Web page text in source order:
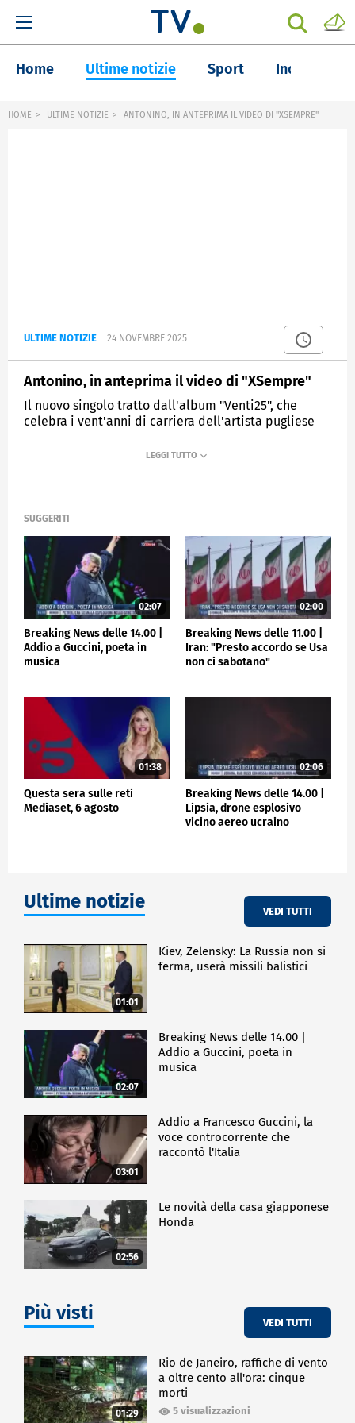
Home Ultime notizie Sport Inchieste
HOME ULTIME NOTIZIE ANTONINO, IN ANTEPRIMA IL VIDEO DI "XSEMPRE"
ULTIME NOTIZIE 24 NOVEMBRE 2025
Antonino, in anteprima il video di "XSempre"
Il nuovo singolo tratto dall'album "Venti25", che
celebra i vent'anni di carriera dell'artista pugliese
TGCOM24
SUGGERITI
02:07
Breaking News delle 14.00 |
Addio a Guccini, poeta in
musica
02:00
Breaking News delle 11.00 |
Iran: "Presto accordo se Usa
non ci sabotano"
01:38
Questa sera sulle reti
Mediaset, 6 agosto
02:06
Breaking News delle 14.00 |
Lipsia, drone esplosivo
vicino aereo ucraino
Ultime notizie VEDI TUTTI
01:01
Kiev, Zelensky: La Russia non si
ferma, userà missili balistici
02:07
Breaking News delle 14.00 |
Addio a Guccini, poeta in
musica
03:01
Addio a Francesco Guccini, la
voce controcorrente che
raccontò l'Italia
02:56
Le novità della casa giapponese
Honda
Più visti VEDI TUTTI
01:29
Rio de Janeiro, raffiche di vento
a oltre cento all'ora: cinque
morti
5 visualizzazioni